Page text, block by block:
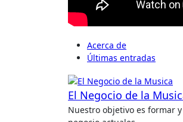
Acerca de
Últimas entradas
El Negocio de la
Nuestro objetivo es formar